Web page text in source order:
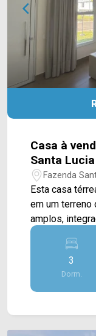
Casa à
Santa
Americana/
Fazenda
Esta casa
em um terreno
amplos,
proporcionar
em todos os momentos. A
pela
e cozinha
ambiente
3
Dorm.